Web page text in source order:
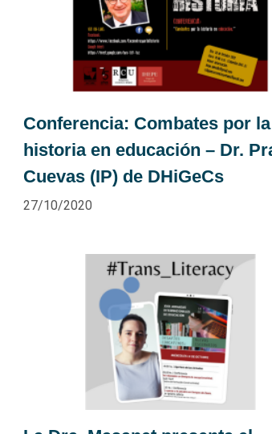
Conferencia: Combates por la
historia en educación – Dr.
Cuevas (IP) de DHiGeCs
27/10/2020